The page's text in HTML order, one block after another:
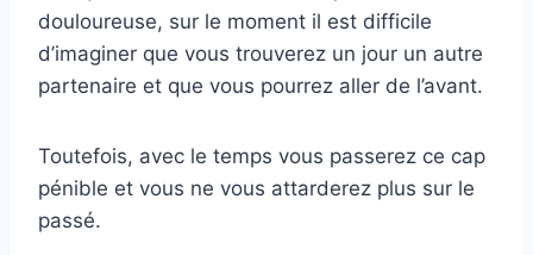
douloureuse, sur le moment il est difficile
d’imaginer que vous trouverez un jour un autre
partenaire et que vous pourrez aller de l’avant.
Toutefois, avec le temps vous passerez ce cap
pénible et vous ne vous attarderez plus sur le
passé.